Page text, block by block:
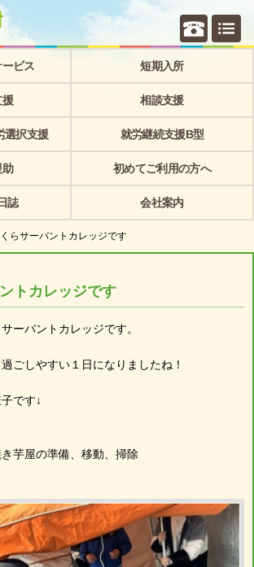
個別相
ビス 短期入所
援 相談支援
選択支援 就労継続支援B型
助 初めてご利用の方へ
誌 会社案内
らサーバントカレッジです
トカレッジです
ーバントカレッジです。
ごしやすい１日になりましたね！
です↓
芋屋の準備、移動、掃除